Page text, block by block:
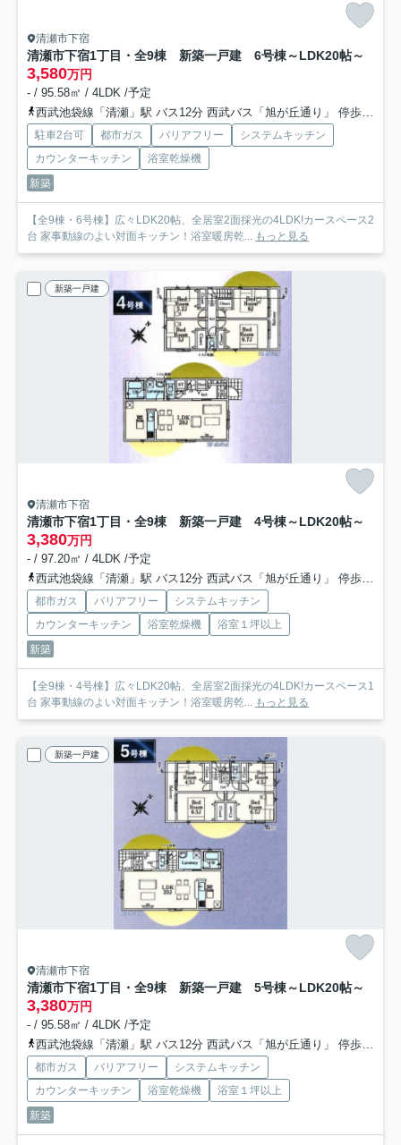
清瀬市下宿
清瀬市下宿1丁目・全9棟 新築一戸建 6号棟～LDK20帖～
3,580万円
- / 95.58㎡ / 4LDK /予定
西武池袋線「清瀬」駅 バス12分 西武バス「旭が丘通り」 停歩10分
駐車2台可 都市ガス バリアフリー
システムキッチン
カウンターキッチン
浴室乾燥機
新築
【全9棟・6号棟】広々LDK20帖、全居室2面採光の4LDK!カースペース2
台 家事動線のよい対面キッチン！浴室暖房乾... もっと見る
新築一戸建
清瀬市下宿
清瀬市下宿1丁目・全9棟 新築一戸建 4号棟～LDK20帖～
3,380万円
- / 97.20㎡ / 4LDK /予定
西武池袋線「清瀬」駅 バス12分 西武バス「旭が丘通り」 停歩10分
都市ガス バリアフリー
システムキッチン
カウンターキッチン
浴室乾燥機
浴室１坪以上
新築
【全9棟・4号棟】広々LDK20帖、全居室2面採光の4LDK!カースペース1
台 家事動線のよい対面キッチン！浴室暖房乾... もっと見る
新築一戸建
清瀬市下宿
清瀬市下宿1丁目・全9棟 新築一戸建 5号棟～LDK20帖～
3,380万円
- / 95.58㎡ / 4LDK /予定
西武池袋線「清瀬」駅 バス12分 西武バス「旭が丘通り」 停歩10分
都市ガス バリアフリー
システムキッチン
カウンターキッチン
浴室乾燥機
浴室１坪以上
新築